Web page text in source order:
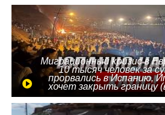
Миграционный кризис в
10 тысяч человек за
прорвались в Испанию,
хочет закрыть границу